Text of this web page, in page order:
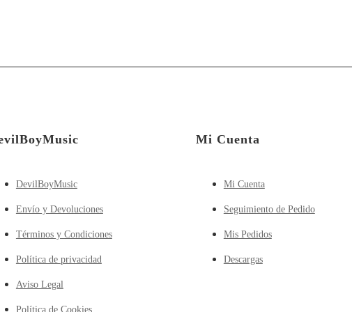
DevilBoyMusic
Envío y Devoluciones
Términos y Condiciones
Política de privacidad
Aviso Legal
Política de Cookies
Mi Cuenta
Mi Cuenta
Seguimiento de Pedido
Mis Pedidos
Descargas